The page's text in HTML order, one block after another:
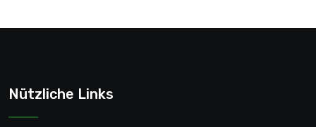
Nützliche Links